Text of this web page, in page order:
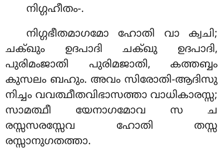
നിഗ്ഗഹീതം-.
നിഗ്ഗഭീതമാഗമോ ഹോതി വാ ക്വചി;
ചക്ഖും ഉദപാദി ചക്ഖു ഉദപാദി,
പുരിമംജാതി പുരിമജാതി, കത്തബ്ബം
കുസലം ബഹും. അവം സിരോതി-ആദിസു
നിച്ചം വവത്ഥീതവിഭാസത്താ വാധികാരസ്സ;
സാമത്ഥീ യേനാഗമോവ സ ച
രസ്സസരസ്സേവ ഹോതി തസ്സ
രസ്സാനുഗതത്താ.